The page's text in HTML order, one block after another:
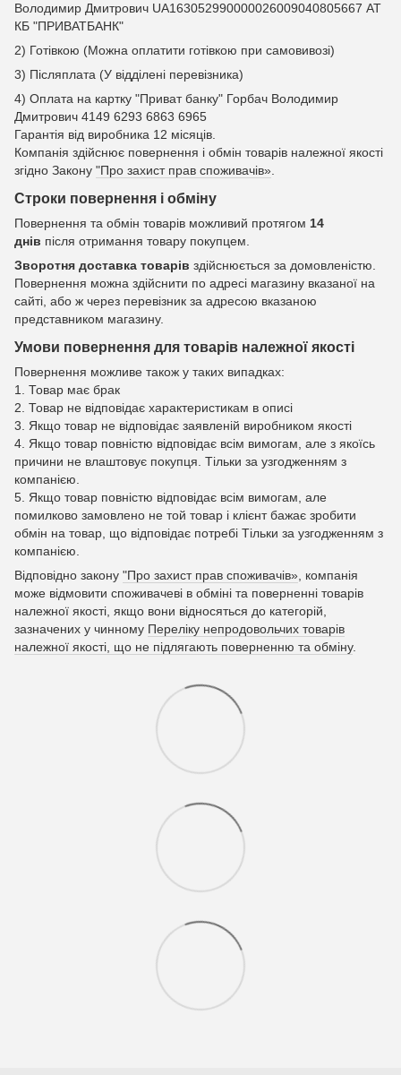
Володимир Дмитрович UA163052990000026009040805667 АТ
КБ "ПРИВАТБАНК"
2) Готівкою (Можна оплатити готівкою при самовивозі)
3) Післяплата (У відділені перевізника)
4) Оплата на картку "Приват банку" Горбач Володимир
Дмитрович 4149 6293 6863 6965
Гарантія від виробника 12 місяців.
Компанія здійснює повернення і обмін товарів належної якості
згідно Закону "Про захист прав споживачів»
Строки повернення і обміну
Повернення та обмін товарів можливий протягом 14
днів після отримання товару покупцем.
Зворотня доставка товарів здійснюється за домовленістю.
Повернення можна здійснити по адресі магазину вказаної на
сайті, або ж через перевізник за адресою вказаною
представником магазину.
Умови повернення для товарів належної якості
Повернення можливе також у таких випадках:
1. Товар має брак
2. Товар не відповідає характеристикам в описі
3. Якщо товар не відповідає заявленій виробником якості
4. Якщо товар повністю відповідає всім вимогам, але з якоїсь
причини не влаштовує покупця. Тільки за узгодженням з
компанією.
5. Якщо товар повністю відповідає всім вимогам, але
помилково замовлено не той товар і клієнт бажає зробити
обмін на товар, що відповідає потребі Тільки за узгодженням з
компанією.
Відповідно закону "Про захист прав споживачів» , компанія
може відмовити споживачеві в обміні та поверненні товарів
належної якості, якщо вони відносяться до категорій,
зазначених у чинному Переліку непродовольчих товарів
належної якості, що не підлягають поверненню та обміну.